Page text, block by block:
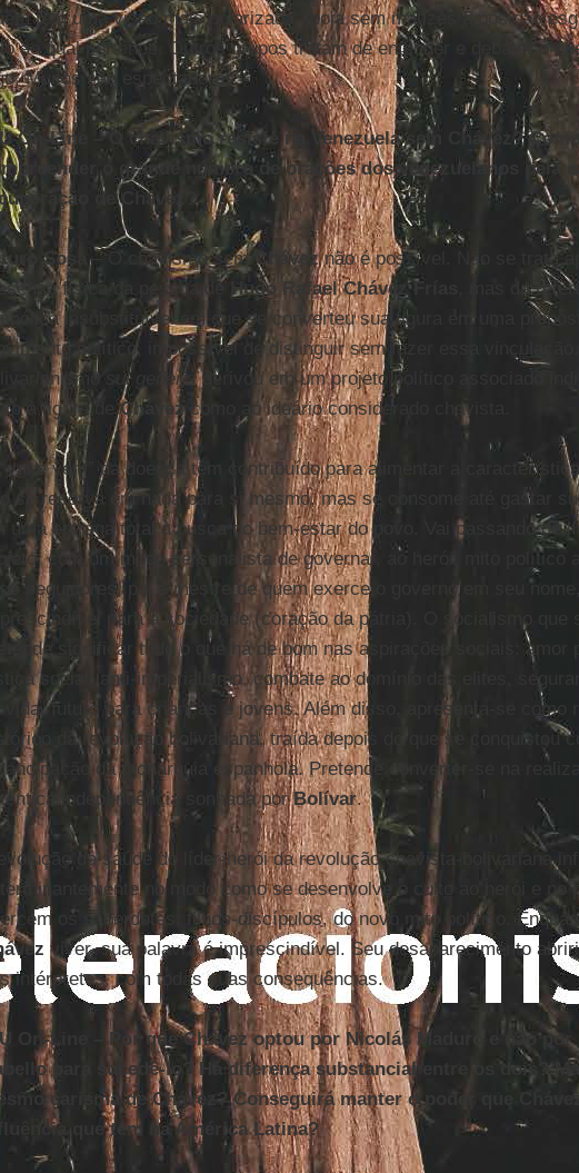
tem uma visão mais polarizada apoia sem matizes a posição
ao qual pertence. Outros grupos tratam de entender e debater o
Muitos são espectadores.
On-Line – O chavismo resiste na Venezuela sem Chávez? Como
o grande número de orações dos venezuelanos pela
de Chávez?
Sosa – O chavismo sem Cháveznão é possível. Não se trata
física da pessoa de Hugo Rafael Chávez Frías
, mas da
insubstituível em que se converteu sua figura em uma
político, impossível de distinguir sem fazer essa
sui generisderivou em um projeto político associado
à figura deChávezcomo ao ideário considerado chavista.
“vai e vem” da doença têm contribuído para alimentar a
se reserva em nada para si mesmo, mas se consome até gastar
uma entrega total à busca do bem-estar do povo. Vai passando de
com um modo personalista de governar, ao herói, mito político
seguidores, pai e mestre de quem exerce o governo em seu
para a sociedade (coração da pátria). O socialismo que
significar tudo o que há de bom nas aspirações sociais: amor
social, anti-imperialismo, combate ao domínio das elites,
vida, futuro para crianças e jovens. Além disso, apresenta-se como
da revolução bolivariana, traída depois do que se conquistou
da monarquia espanhola. Pretende converter-se na
independência sonhada porBolívar.
da saúde do líder-herói da revolução chavista-bolivariana
no modo como se desenvolve o culto ao herói e no
os sacerdotes, filhos-discípulos, do novo mito político.
viver, sua palavra é imprescindível. Seu desaparecimento
intérpretes, com todas suas consequências.
On-Line – Por que Chávez optou por Nicolás Maduro e não
para sucedê-lo? Há diferença substancial entre os dois?
carisma de Chávez? Conseguirá manter o poder que
que tem na América Latina?